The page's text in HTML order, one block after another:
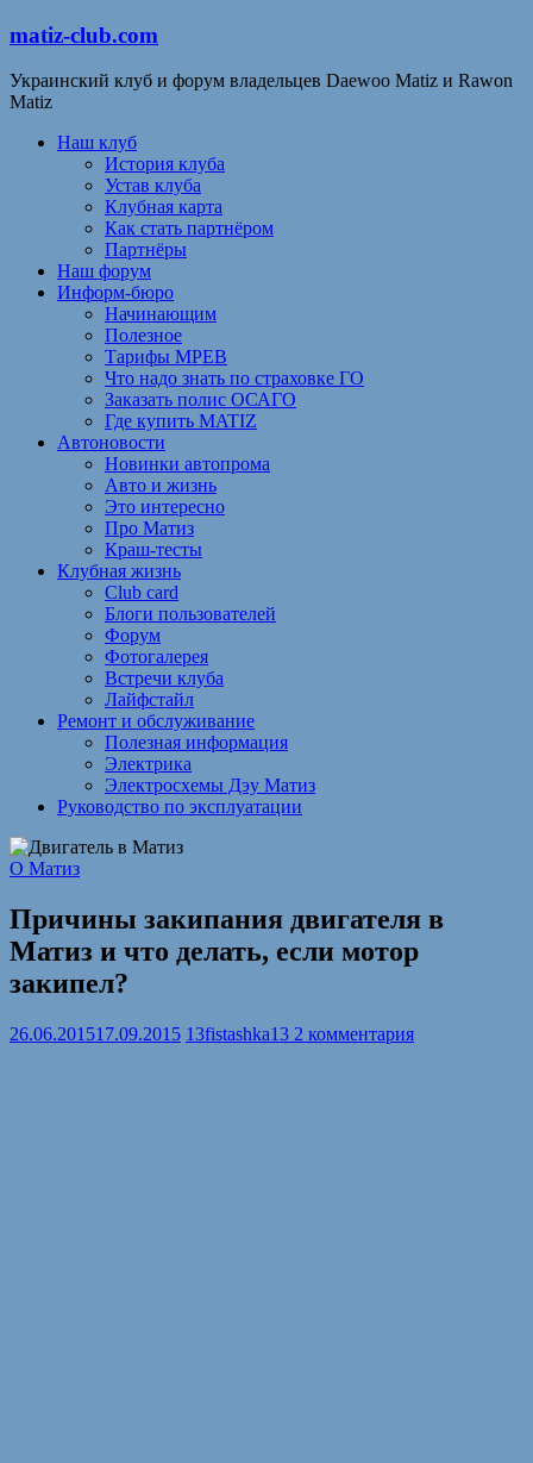
matiz-club.com
Украинский клуб и форум владельцев Daewoo Matiz и Rawon
Matiz
Наш клуб
История клуба
Устав клуба
Клубная карта
Как стать партнёром
Партнёры
Наш форум
Информ-бюро
Начинающим
Полезное
Тарифы МРЕВ
Что надо знать по страховке ГО
Заказать полис ОСАГО
Где купить MATIZ
Автоновости
Новинки автопрома
Авто и жизнь
Это интересно
Про Матиз
Краш-тесты
Клубная жизнь
Club card
Блоги пользователей
Форум
Фотогалерея
Встречи клуба
Лайфстайл
Ремонт и обслуживание
Полезная информация
Электрика
Электросхемы Дэу Матиз
Руководство по эксплуатации
О Матиз
Причины закипания двигателя в
Матиз и что делать, если мотор
закипел?
26.06.201517.09.2015 13fistashka13 2 комментария